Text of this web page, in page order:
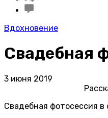
Вдохновение
Свадебная
3 июня 2019
Свадебная фотосессия